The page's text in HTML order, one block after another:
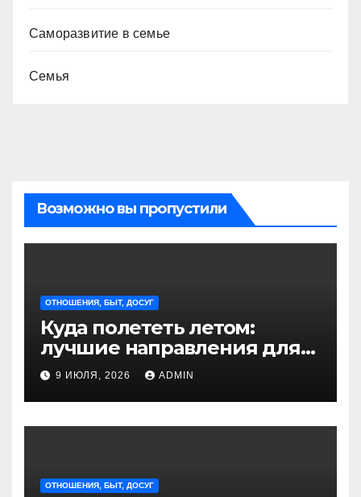
Саморазвитие в семье
Семья
Возможно вы пропустили
ОТНОШЕНИЯ, БЫТ, ДОСУГ
Куда полететь летом:
лучшие направления для
отдыха из Санкт-
Петербурга
9 ИЮЛЯ, 2026 ADMIN
ОТНОШЕНИЯ, БЫТ, ДОСУГ